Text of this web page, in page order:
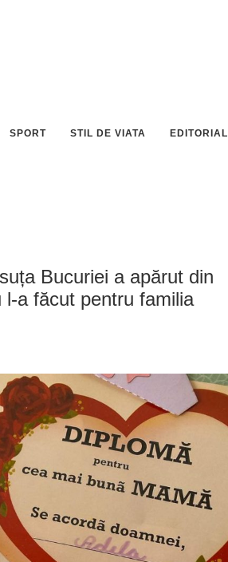
SPORT STIL DE VIATA EDITORIAL
Bucuriei a apărut din
a făcut pentru familia